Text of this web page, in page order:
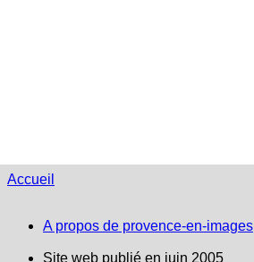
Accueil
A propos de provence-en-images
Site web publié en juin 2005